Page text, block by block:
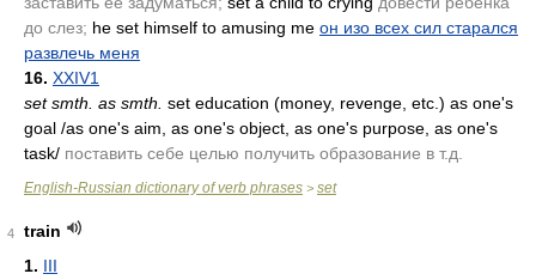
до слез; he set himself to amusing me он изо всех сил старался
развлечь меня
16. XXIV1
set smth. as smth. set education (money, revenge, etc.) as one's
goal /as one's aim, as one's object, as one's purpose, as one's
task/ поставить себе целью получить образование в т.д.
English-Russian dictionary of verb phrases > set
4
train
1. III